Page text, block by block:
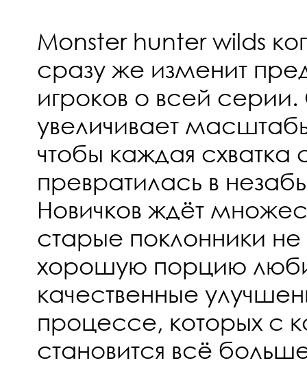
Monster hunter wilds
сразу же изменит
игроков о всей
увеличивает
чтобы каждая
превратилась в
Новичков ждёт
старые поклонники не
хорошую порцию
качественные
процессе, которых с
становится всё